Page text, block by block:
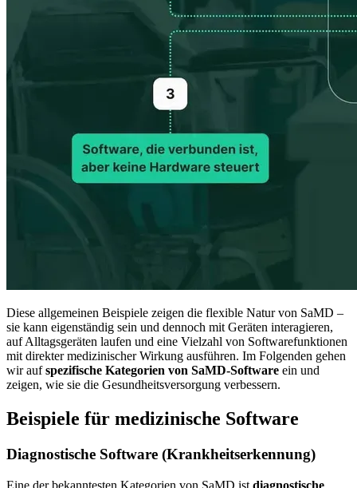
Diese allgemeinen Beispiele zeigen die flexible Natur von SaMD –
sie kann eigenständig sein und dennoch mit Geräten interagieren,
auf Alltagsgeräten laufen und eine Vielzahl von Softwarefunktionen
mit direkter medizinischer Wirkung ausführen. Im Folgenden gehen
wir aufspezifische Kategorien von SaMD-Software ein und
zeigen, wie sie die Gesundheitsversorgung verbessern.
Beispiele für medizinische Software
Diagnostische Software (Krankheitserkennung)
Eine der bekanntesten Kategorien von SaMD ist diagnostische